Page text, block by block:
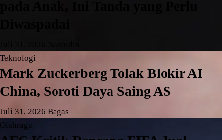
Teknologi
Mark Zuckerberg Tolak Blokir AI
China, Soroti Daya Saing AS
Juli 31, 2026 Bagas
Olahraga